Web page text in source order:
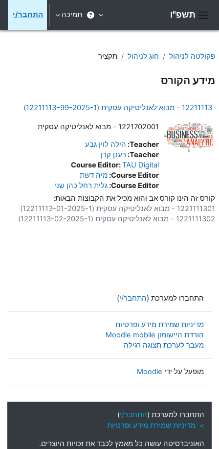
תשפ"ו תמיכה התחבר/י
פקולטה לניהול חוג לניהול תקציר
מידע הקורס
12211113 - מבוא לאנליטיקה עסקית (12211113-99-2025-1)
1221702001 - מבוא לאנליטיקה עסקית
Teacher: הילה לוין גבע
Teacher: רענן קרן
Course Editor:TAU Digital
Course Editor: מיה דשת
Course Editor: גלית רחל כהן שני
קורס זה הינו קורס אב והוא מכיל את הקבוצות הבאות:
1221111301 - מבוא לאנליטיקה עסקית (12211113-01-2025-1)
1221111302 - מבוא לאנליטיקה עסקית (12211113-02-2025-1)
התחברו למערכת (התחבר/י)
מדיניות שמירת מידע ופרטיות
הורדת היישומון Moodle mobile
מעבר לערכת תצוגה רגילה
מופעל על ידי Moodle
התחברו למערכת (התחבר/י)
> מדיניות שמירת מידע ופרטיות
האוניברסיטה עושה כל מאמץ לכבד את זכויות היוצרים.